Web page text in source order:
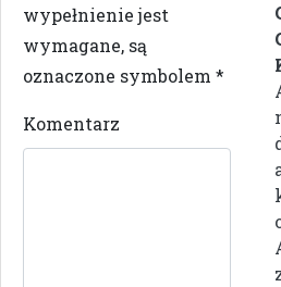
wypełnienie jest
wymagane, są
oznaczone symbolem *
Komentarz